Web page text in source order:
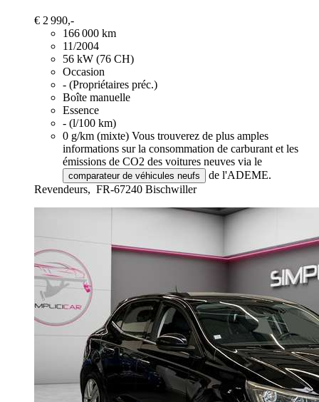
€ 2 990,-
166 000 km
11/2004
56 kW (76 CH)
Occasion
- (Propriétaires préc.)
Boîte manuelle
Essence
- (l/100 km)
0 g/km (mixte) Vous trouverez de plus amples
informations sur la consommation de carburant et les
émissions de CO2 des voitures neuves via le
comparateur de véhicules neufs
de l'ADEME.
Revendeurs, FR-67240 Bischwiller